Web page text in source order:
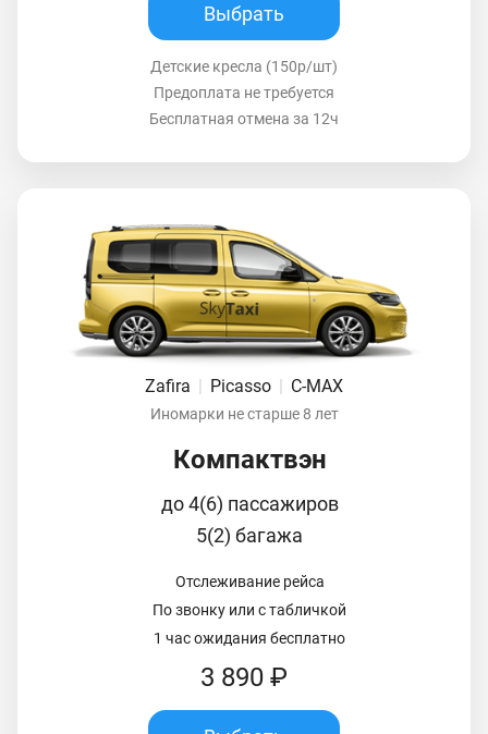
Выбрать
Детские кресла (150р/шт)
Предоплата не требуется
Бесплатная отмена за 12ч
Zafira | Picasso | C-MAX
Иномарки не старше 8 лет
Компактвэн
до 4(6) пассажиров
5(2) багажа
Отслеживание рейса
По звонку или с табличкой
1 час ожидания бесплатно
3 890 ₽